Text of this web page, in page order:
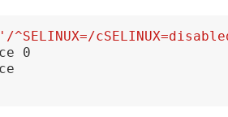
'/^SELINUX=/
0